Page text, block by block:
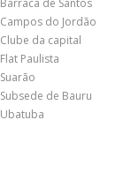
Campos do Jordão
Clube da capital
Flat Paulista
Suarão
Subsede de Bauru
Ubatuba